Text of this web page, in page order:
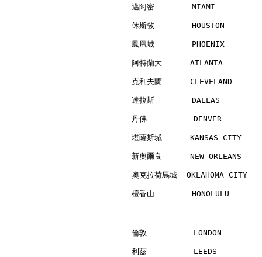
邁阿密        MIAMI
休斯敦        HOUSTON
鳳凰城        PHOENIX
阿特蘭大      ATLANTA
克利夫蘭
達拉斯        DALLAS
丹佛          DENVER
堪薩斯城      KANSAS
新奧爾良      NEW
奧克拉荷馬城  OKLAHOMA
檀香山        HONOLULU
倫敦          LONDON
利茲          LEEDS